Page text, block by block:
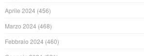
Aprile 2024 (456)
Marzo 2024 (468)
Febbraio 2024 (460)